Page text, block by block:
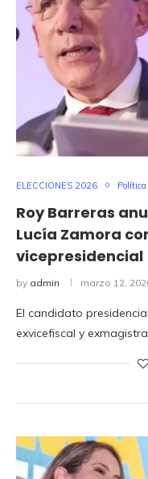
ELECCIONES 2026 Política
Roy Barreras
Lucía Zamora
vicepresidencial
by admin marzo 12,
El candidato
exvicefiscal y